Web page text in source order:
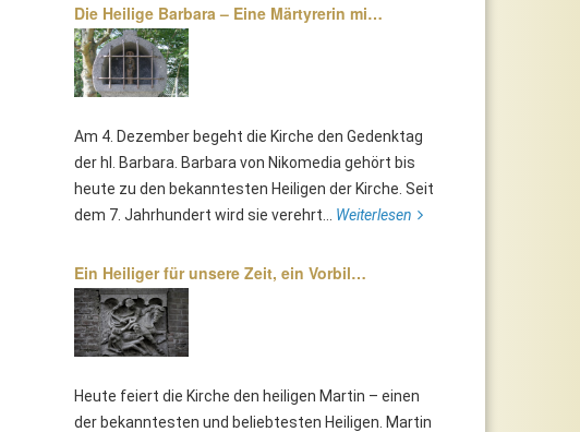
Die Heilige Barbara – Eine Märtyrerin mi…
Am 4. Dezember begeht die Kirche den Gedenktag
der hl. Barbara. Barbara von Nikomedia gehört bis
heute zu den bekanntesten Heiligen der Kirche. Seit
dem 7. Jahrhundert wird sie verehrt... Weiterlesen
Ein Heiliger für unsere Zeit, ein Vorbil…
Heute feiert die Kirche den heiligen Martin – einen
der bekanntesten und beliebtesten Heiligen. Martin